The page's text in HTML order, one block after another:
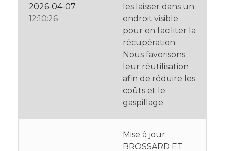
2026-04-07
12:10:26
les laisser dans un
endroit visible
pour en faciliter la
récupération.
Nous favorisons
leur réutilisation
afin de réduire les
coûts et le
gaspillage
Mise à jour:
BROSSARD ET